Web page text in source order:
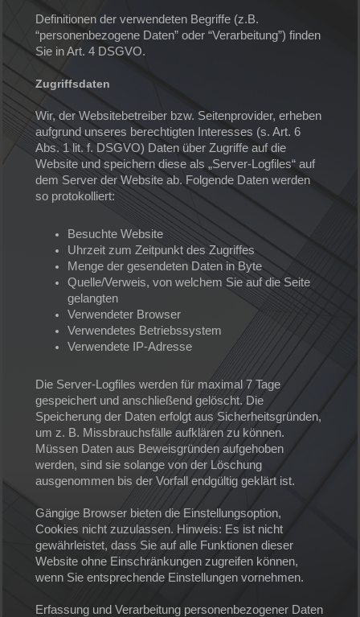
Definitionen der verwendeten Begriffe (z.B.
“personenbezogene Daten” oder “Verarbeitung”) finden
Sie in Art. 4 DSGVO.
Zugriffsdaten
Wir, der Websitebetreiber bzw. Seitenprovider, erheben
aufgrund unseres berechtigten Interesses (s. Art. 6
Abs. 1 lit. f. DSGVO) Daten über Zugriffe auf die
Website und speichern diese als „Server-Logfiles“ auf
dem Server der Website ab. Folgende Daten werden
so protokolliert:
Besuchte Website
Uhrzeit zum Zeitpunkt des Zugriffes
Menge der gesendeten Daten in Byte
Quelle/Verweis, von welchem Sie auf die Seite
gelangten
Verwendeter Browser
Verwendetes Betriebssystem
Verwendete IP-Adresse
Die Server-Logfiles werden für maximal 7 Tage
gespeichert und anschließend gelöscht. Die
Speicherung der Daten erfolgt aus Sicherheitsgründen,
um z. B. Missbrauchsfälle aufklären zu können.
Müssen Daten aus Beweisgründen aufgehoben
werden, sind sie solange von der Löschung
ausgenommen bis der Vorfall endgültig geklärt ist.
Gängige Browser bieten die Einstellungsoption,
Cookies nicht zuzulassen. Hinweis: Es ist nicht
gewährleistet, dass Sie auf alle Funktionen dieser
Website ohne Einschränkungen zugreifen können,
wenn Sie entsprechende Einstellungen vornehmen.
Erfassung und Verarbeitung personenbezogener Daten